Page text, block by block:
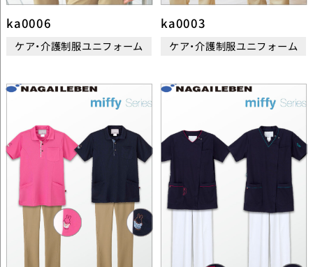
ka0006
ケア・介護制服ユニフォーム
ka0003
ケア・介護制服ユニフォーム